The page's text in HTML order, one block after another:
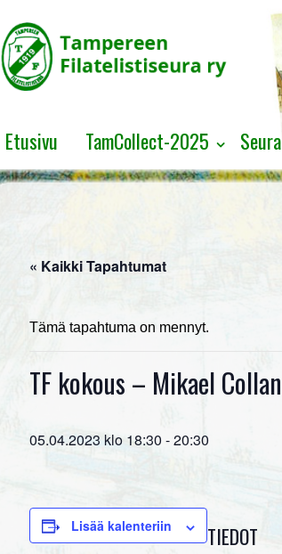
Etusivu TamCollect-2025 Seura
« Kaikki Tapahtumat
Tämä tapahtuma on mennyt.
TF kokous – Mikael
05.04.2023 klo 18:30 -20:30
Lisää kalenteriin TIEDOT